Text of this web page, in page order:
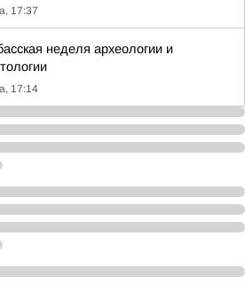
17:37
неделя археологии и
17:14